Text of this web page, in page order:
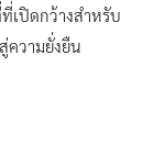
เปิดกว้างสำหรับ
ความยั่งยืน